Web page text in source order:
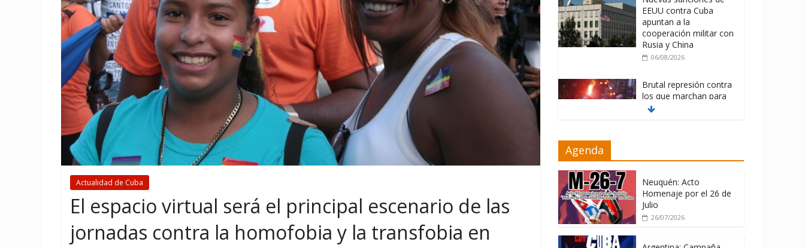
Actualidad de Cuba
El espacio virtual será el principal escenario de las
jornadas contra la homofobia y la transfobia en
EEUU contra Cuba
apuntan a la
cooperación militar con
Rusia y China
06/08/2026
Brutal represión contra
los que marchan para
que no se venda la
La ONU condena
contra Cuba
06/08/2026
Agenda
Neuquén: Acto
Homenaje por el 26 de
Julio
26/07/2026